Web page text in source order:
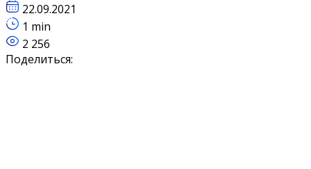
22.09.2021
1 min
2 256
Поделиться: